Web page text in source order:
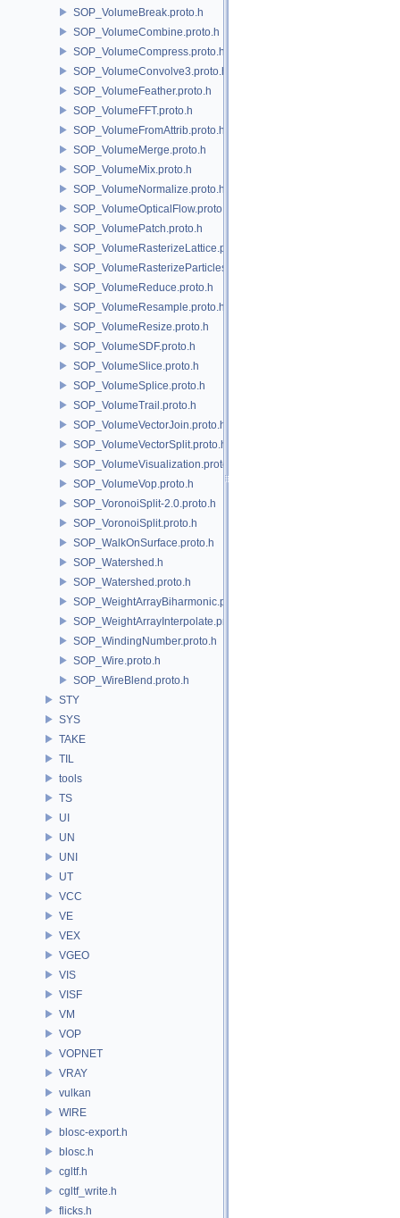
SOP_VolumeBreak.proto.h
SOP_VolumeCombine.proto.h
SOP_VolumeCompress.proto.h
SOP_VolumeConvolve3.proto.h
SOP_VolumeFeather.proto.h
SOP_VolumeFFT.proto.h
SOP_VolumeFromAttrib.proto.h
SOP_VolumeMerge.proto.h
SOP_VolumeMix.proto.h
SOP_VolumeNormalize.proto.h
SOP_VolumeOpticalFlow.proto.h
SOP_VolumePatch.proto.h
SOP_VolumeRasterizeLattice.proto.h
SOP_VolumeRasterizeParticles.proto.h
SOP_VolumeReduce.proto.h
SOP_VolumeResample.proto.h
SOP_VolumeResize.proto.h
SOP_VolumeSDF.proto.h
SOP_VolumeSlice.proto.h
SOP_VolumeSplice.proto.h
SOP_VolumeTrail.proto.h
SOP_VolumeVectorJoin.proto.h
SOP_VolumeVectorSplit.proto.h
SOP_VolumeVisualization.proto.h
SOP_VolumeVop.proto.h
SOP_VoronoiSplit-2.0.proto.h
SOP_VoronoiSplit.proto.h
SOP_WalkOnSurface.proto.h
SOP_Watershed.h
SOP_Watershed.proto.h
SOP_WeightArrayBiharmonic.proto.h
SOP_WeightArrayInterpolate.proto.h
SOP_WindingNumber.proto.h
SOP_Wire.proto.h
SOP_WireBlend.proto.h
STY
SYS
TAKE
TIL
tools
TS
UI
UN
UNI
UT
VCC
VE
VEX
VGEO
VIS
VISF
VM
VOP
VOPNET
VRAY
vulkan
WIRE
blosc-export.h
blosc.h
cgltf.h
cgltf_write.h
flicks.h